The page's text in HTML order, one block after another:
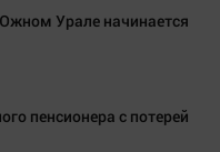
Урале начинается
пенсионера с потерей